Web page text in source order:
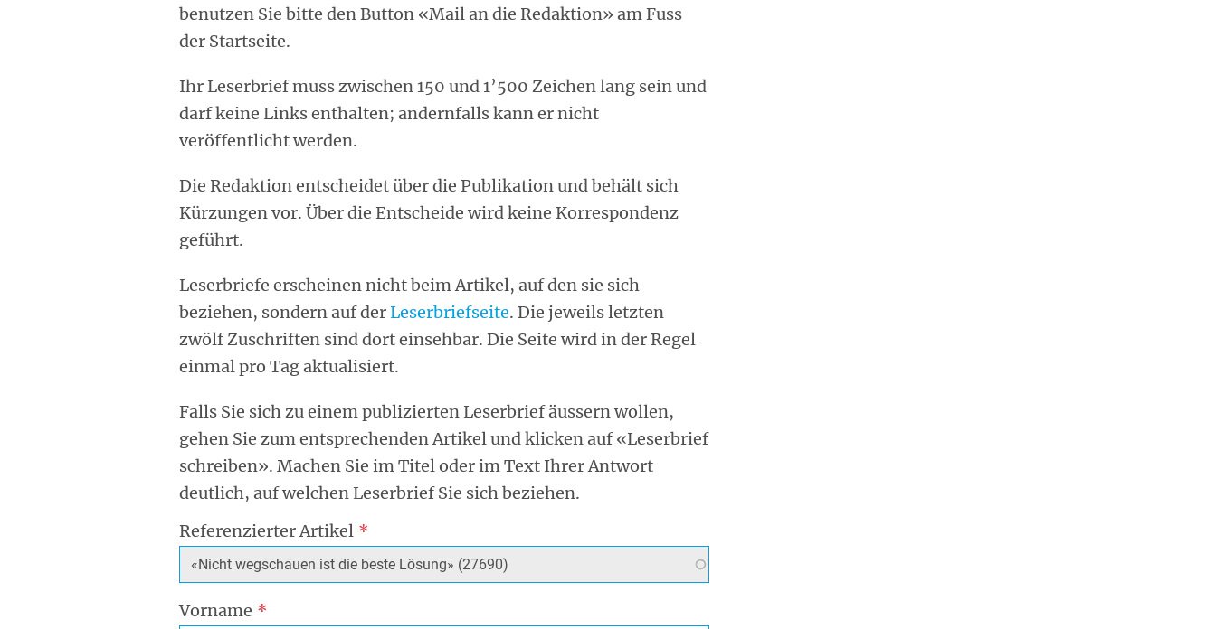
benutzen Sie bitte den Button «Mail an die Redaktion» am Fuss
der Startseite.
Ihr Leserbrief muss zwischen 150 und 1’500 Zeichen lang sein und
darf keine Links enthalten; andernfalls kann er nicht
veröffentlicht werden.
Die Redaktion entscheidet über die Publikation und behält sich
Kürzungen vor. Über die Entscheide wird keine Korrespondenz
geführt.
Leserbriefe erscheinen nicht beim Artikel, auf den sie sich
beziehen, sondern auf derLeserbriefseite. Die jeweils letzten
zwölf Zuschriften sind dort einsehbar. Die Seite wird in der Regel
einmal pro Tag aktualisiert.
Falls Sie sich zu einem publizierten Leserbrief äussern wollen,
gehen Sie zum entsprechenden Artikel und klicken auf «Leserbrief
schreiben». Machen Sie im Titel oder im Text Ihrer Antwort
deutlich, auf welchen Leserbrief Sie sich beziehen.
Referenzierter Artikel
Vorname